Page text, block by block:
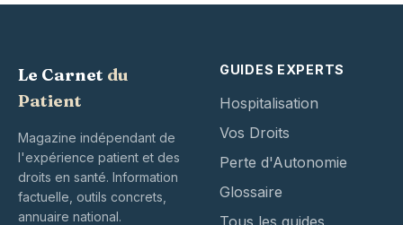
Le Carnet du
Patient
Magazine indépendant de
l'expérience patient et des
droits en santé. Information
factuelle, outils concrets,
annuaire national.
GUIDES EXPERTS
Hospitalisation
Vos Droits
Perte d'Autonomie
Glossaire